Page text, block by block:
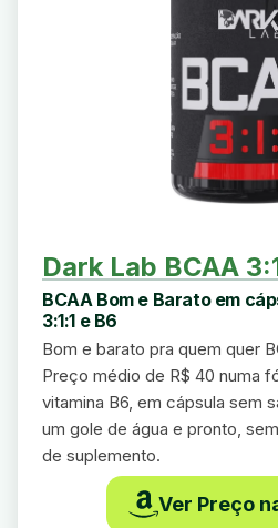
Dark Lab BCAA
BCAA Bom e Barato em
3:1:1 e B6
Bom e barato pra quem quer
Preço médio de R$ 40 numa
vitamina B6, em cápsula sem
um gole de água e pronto,
de suplemento.
Ver Preço